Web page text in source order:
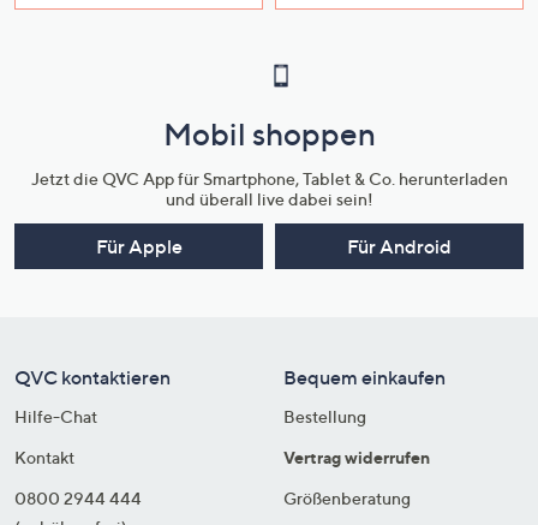
Mobil shoppen
Jetzt die QVC App für Smartphone, Tablet & Co. herunterladen
und überall live dabei sein!
Für Apple Für Android
QVC kontaktieren
Hilfe-Chat
Kontakt
0800 2944 444
Bequem einkaufen
Bestellung
Vertrag widerrufen
Größenberatung